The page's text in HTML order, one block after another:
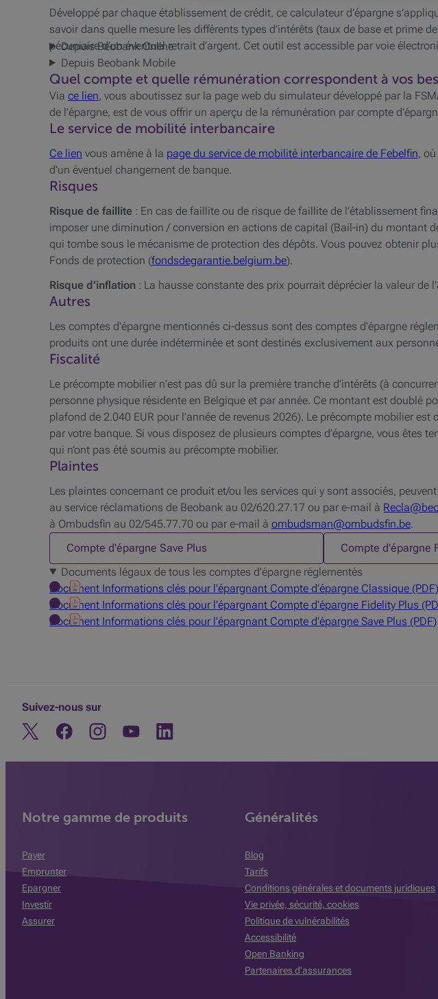
Développé par chaque établissement de crédit, ce calculateur d’épargne
savoir dans quelle mesure les différents types d’intérêts (taux de base et
pécuniaire d’un éventuel retrait d’argent. Cet outil est accessible par voie
Depuis Beobank Online
Depuis Beobank Mobile
Quel compte et quelle rémunération correspondent à vos
Via ce lien, vous aboutissez sur la page web du simulateur développé par la
de l’épargne, est de vous offrir un aperçu de la rémunération par compte
Le service de mobilité interbancaire
Ce lien vous amène à la page du service de mobilité interbancaire de Febelfin,
d'un éventuel changement de banque.
Risques
Risque de faillite : En cas de faillite ou de risque de faillite de l’établissement
imposer une diminution / conversion en actions de capital (Bail-in) du montant
qui tombe sous le mécanisme de protection des dépôts. Vous pouvez obtenir
Fonds de protection (fondsdegarantie.belgium.be).
Risque d’inflation : La hausse constante des prix pourrait déprécier la valeur de
Autres
Les comptes d'épargne mentionnés ci-dessus sont des comptes d'épargne
produits ont une durée indéterminée et sont destinés exclusivement aux
Fiscalité
Le précompte mobilier n'est pas dû sur la première tranche d’intérêts (à
personne physique résidente en Belgique et par année. Ce montant est
plafond de 2.040 EUR pour l’année de revenus 2026). Le précompte mobilier
par votre banque. Si vous disposez de plusieurs comptes d’épargne, vous
qui n’ont pas été soumis au précompte mobilier.
Plaintes
Les plaintes concernant ce produit et/ou les services qui y sont associés,
au service réclamations de Beobank au 02/620.27.17 ou par e-mail à
à Ombudsfin au 02/545.77.70 ou par e-mail à ombudsman@ombudsfin.be.
1 sur 3
Compte d'épargne Save Plus 2 sur 3
Compte d'épargne
Documents légaux de tous les comptes d'épargne réglementés
Document Informations clés pour l'épargnant Compte d'épargne Classique (PDF)
Document Informations clés pour l'épargnant Compte d'épargne Fidelity Plus
Document Informations clés pour l'épargnant Compte d'épargne Save Plus (PDF)
Suivez-nous sur
Twitter FacebookInstagramDécouvrez notre chaine Youtube
Linkedin
Notre gamme de produits
Payer
Emprunter
Epargner
Investir
Assurer
Généralités
Blog
Tarifs
Conditions générales et documents juridiques
Vie privée, sécurité, cookies
Politique de vulnérabilités
Accessibilité
Open Banking
Partenaires d'assurances